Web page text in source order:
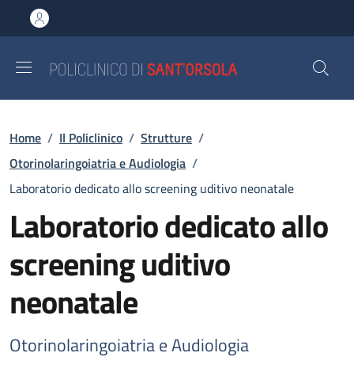
al contenuto principale
to footer content
Briciole di pane
Home / Il Policlinico / Strutture /
Otorinolaringoiatria e Audiologia /
Laboratorio dedicato allo screening uditivo neonatale
Laboratorio dedicato allo
screening uditivo
neonatale
Otorinolaringoiatria e Audiologia